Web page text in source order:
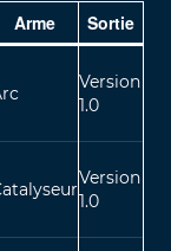
Arme Sortie
Version
1.0
Version
1.0